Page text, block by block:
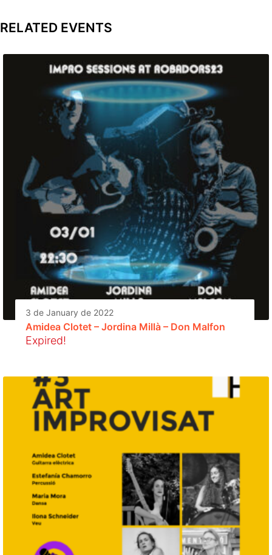
RELATED EVENTS
3 de January de 2022
Amidea Clotet – Jordina Millà – Don Malfon
Expired!